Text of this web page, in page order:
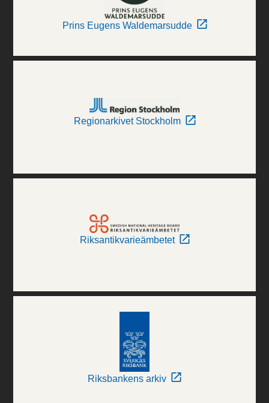
Prins Eugens Waldemarsudde
Regionarkivet Stockholm
Riksantikvarieämbetet
Riksbankens arkiv